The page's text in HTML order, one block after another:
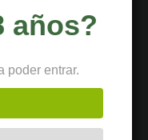
años?
poder entrar.